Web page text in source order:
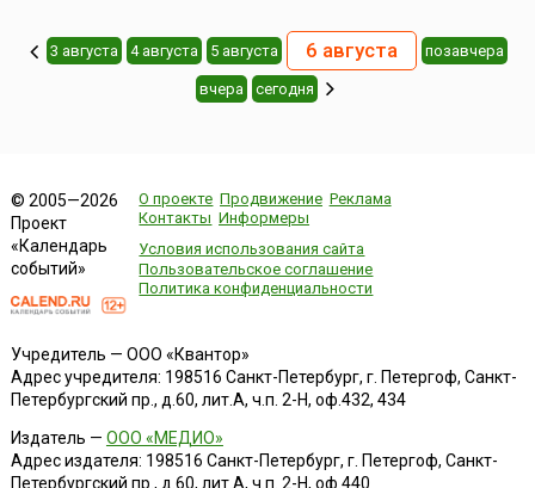
3 августа 4 августа 5 августа 6 августа позавчера
вчера cегодня
© 2005—2026
Проект
«Календарь
событий»
О проекте Продвижение Реклама
Контакты Информеры
Условия использования сайта
Пользовательское соглашение
Политика конфиденциальности
Учредитель — ООО «Квантор»
Адрес учредителя: 198516 Санкт-Петербург, г. Петергоф, Санкт-
Петербургский пр., д.60, лит.А, ч.п. 2-Н, оф.432, 434
Издатель — ООО «МЕДИО»
Адрес издателя: 198516 Санкт-Петербург, г. Петергоф, Санкт-
Петербургский пр., д.60, лит.А, ч.п. 2-Н, оф.440